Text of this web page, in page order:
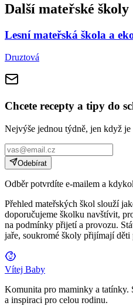
Další mateřské školy
Lesní mateřská škola a
Druztová
Chcete recepty a tipy do
Nejvýše jednou týdně, jen když
Odebírat
Odběr potvrdíte e-mailem a
Přehled mateřských škol slouží
doporučujeme školku navštívit,
na podmínky přijetí a provozu.
jaře, soukromé školy přijímají děti
Vítej Baby
Komunita pro maminky a tatínky.
a inspiraci pro celou rodinu.